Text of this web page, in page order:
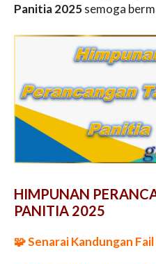
Panitia 2025semoga
HIMPUNAN
PANITIA 2025
🧩 Senarai Kandungan